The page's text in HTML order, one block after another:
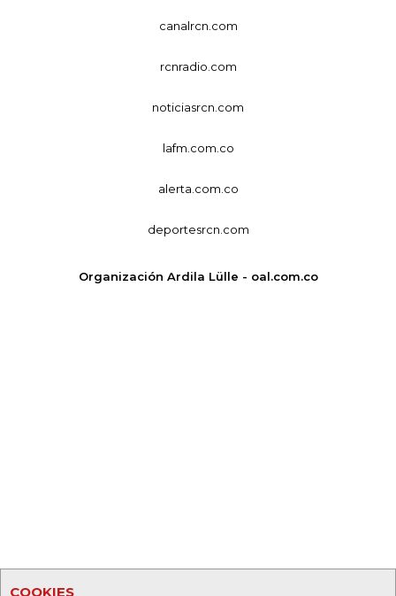
COOKIES
canalrcn.com
rcnradio.com
noticiasrcn.com
lafm.com.co
alerta.com.co
deportesrcn.com
Organización Ardila Lülle - oal.com.co